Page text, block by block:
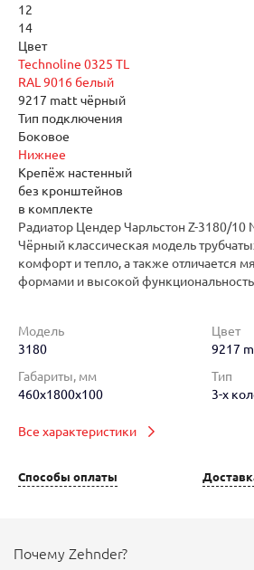
12
14
Цвет
Technoline 0325 TL
RAL 9016 белый
9217 matt чёрный
Тип подключения
Боковое
Нижнее
Крепёж настенный
без кронштейнов
в комплекте
Радиатор Цендер Чарльстон Z-3180/10
Чёрный классическая модель
комфорт и тепло, а также отличается
формами и высокой
Модель
3180
Цвет
9217
Габариты, мм
460x1800x100
Тип
3-х
Все характеристики
Способы оплаты
Почему Zehnder?